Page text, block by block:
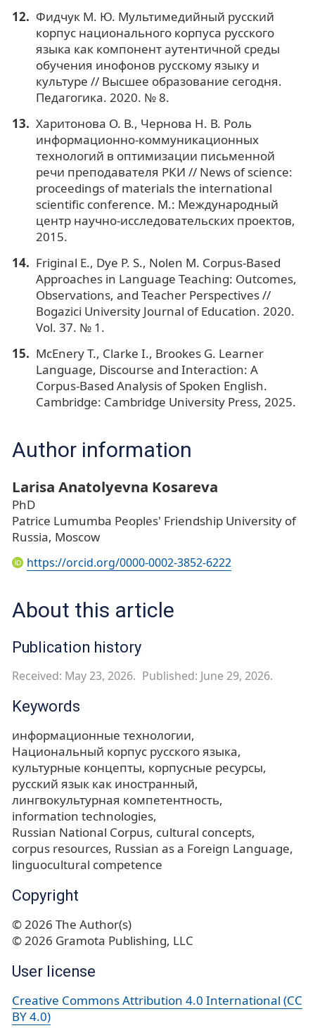
Фидчук М. Ю. Мультимедийный русский
корпус национального корпуса русского
языка как компонент аутентичной среды
обучения инофонов русскому языку и
культуре // Высшее образование сегодня.
Педагогика. 2020. № 8.
Харитонова О. В., Чернова Н. В. Роль
информационно-коммуникационных
технологий в оптимизации письменной
речи преподавателя РКИ // News of science:
proceedings of materials the international
scientific conference. М.: Международный
центр научно-исследовательских проектов,
2015.
Friginal E., Dye P. S., Nolen M. Corpus-Based
Approaches in Language Teaching: Outcomes,
Observations, and Teacher Perspectives //
Bogazici University Journal of Education. 2020.
Vol. 37. № 1.
McEnery T., Clarke I., Brookes G. Learner
Language, Discourse and Interaction: A
Corpus-Based Analysis of Spoken English.
Cambridge: Cambridge University Press, 2025.
Author information
Larisa Anatolyevna Kosareva
PhD
Patrice Lumumba Peoples' Friendship University of
Russia, Moscow
https://orcid.org/0000-0002-3852-6222
About this article
Publication history
Received: May 23, 2026. Published: June 29, 2026.
Keywords
информационные технологии
Национальный корпус русского языка
культурные концепты корпусные ресурсы
русский язык как иностранный
лингвокультурная компетентность
information technologies
Russian National Corpus cultural concepts
corpus resources Russian as a Foreign Language
linguocultural competence
Copyright
© 2026 The Author(s)
© 2026 Gramota Publishing, LLC
User license
Creative Commons Attribution 4.0 International (CC
BY 4.0)